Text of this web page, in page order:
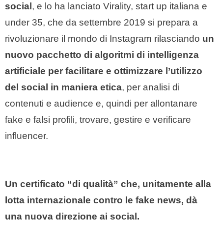
social , e lo ha lanciato Virality, start up italiana e
under 35, che da settembre 2019 si prepara a
rivoluzionare il mondo di Instagram rilasciando un
nuovo pacchetto di algoritmi di intelligenza
artificiale per facilitare e ottimizzare l’utilizzo
del social in maniera etica, per analisi di
contenuti e audience e, quindi per allontanare
fake e falsi profili, trovare, gestire e verificare
influencer.
Un certificato “di qualità” che, unitamente alla
lotta internazionale contro le fake news, dà
una nuova direzione ai social.